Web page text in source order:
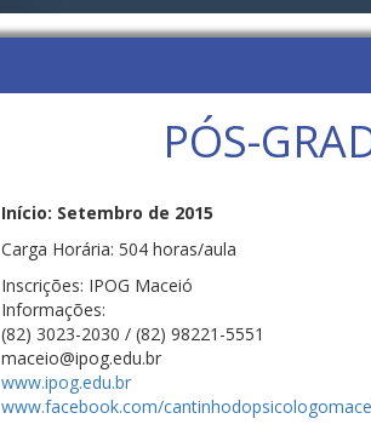
PÓS-
Início: Setembro de 2015
Carga Horária: 504 horas/aula
Inscrições: IPOG Maceió
Informações:
(82) 3023-2030 / (82) 98221-5551
maceio@ipog.edu.br
www.ipog.edu.br
www.facebook.com/